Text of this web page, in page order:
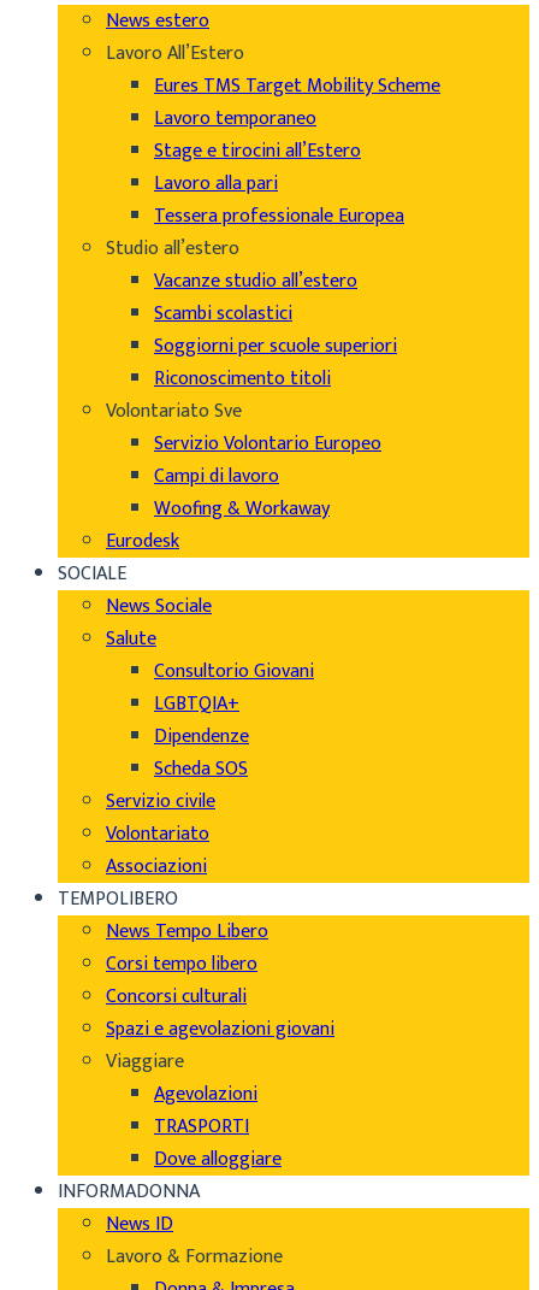
News estero
Lavoro All’Estero
Eures TMS Target Mobility Scheme
Lavoro temporaneo
Stage e tirocini all’Estero
Lavoro alla pari
Tessera professionale Europea
Studio all’estero
Vacanze studio all’estero
Scambi scolastici
Soggiorni per scuole superiori
Riconoscimento titoli
Volontariato Sve
Servizio Volontario Europeo
Campi di lavoro
Woofing & Workaway
Eurodesk
SOCIALE
News Sociale
Salute
Consultorio Giovani
LGBTQIA+
Dipendenze
Scheda SOS
Servizio civile
Volontariato
Associazioni
TEMPOLIBERO
News Tempo Libero
Corsi tempo libero
Concorsi culturali
Spazi e agevolazioni giovani
Viaggiare
Agevolazioni
TRASPORTI
Dove alloggiare
INFORMADONNA
News ID
Lavoro & Formazione